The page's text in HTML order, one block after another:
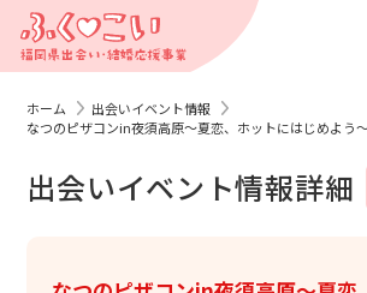
ホーム
出会いイベント情報
なつのピザコンin夜須高原～夏恋、ホットにはじめよう
出会いイベント情報詳細